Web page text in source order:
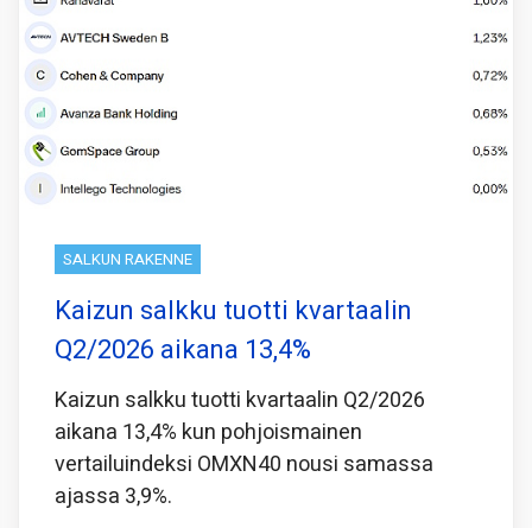
SALKUN RAKENNE
Kaizun salkku tuotti kvartaalin
Q2/2026 aikana 13,4%
Kaizun salkku tuotti kvartaalin Q2/2026
aikana 13,4% kun pohjoismainen
vertailuindeksi OMXN40 nousi samassa
ajassa 3,9%.